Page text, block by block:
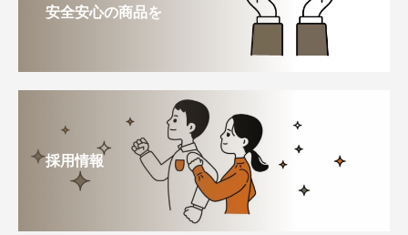
安全安心の商品を
採用情報